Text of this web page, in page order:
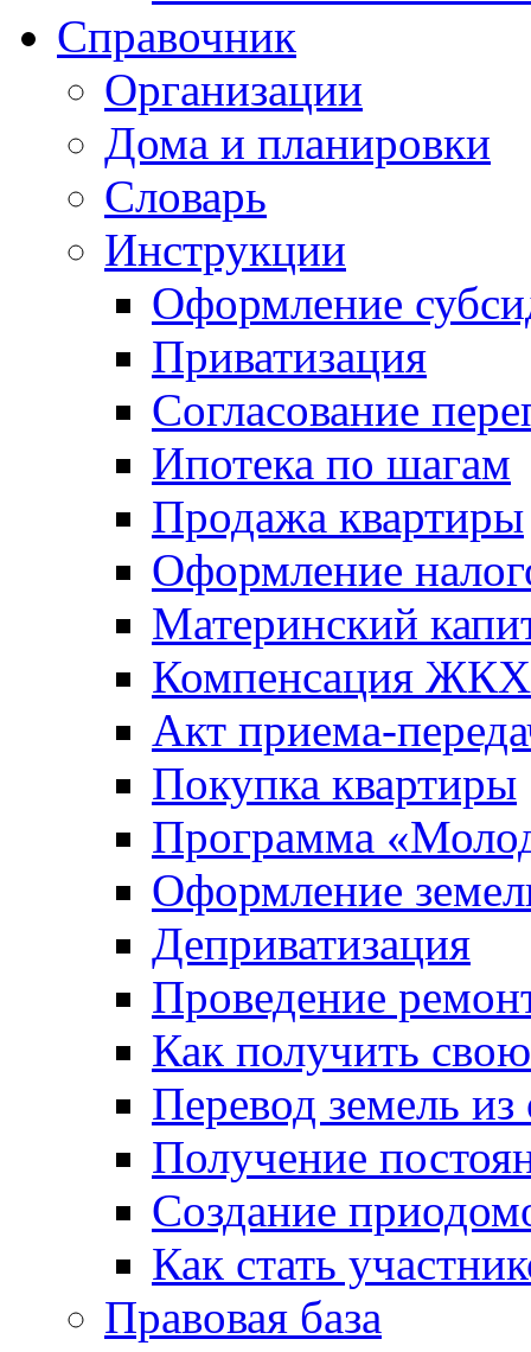
Справочник
Организации
Дома и планировки
Словарь
Инструкции
Оформление
Приватизация
Согласование
Ипотека по шагам
Продажа квартиры
Оформление
Материнский
Компенсация ЖКХ
Акт приема-
Покупка квартиры
Программа
Оформление
Деприватизация
Проведение
Как получить
Перевод земель
Получение
Создание
Как стать
Правовая база